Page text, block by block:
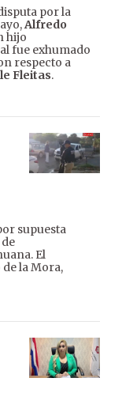
por la
Alfredo
hijo
fue exhumado
respecto a
Fleitas.
supuesta
El
la Mora,